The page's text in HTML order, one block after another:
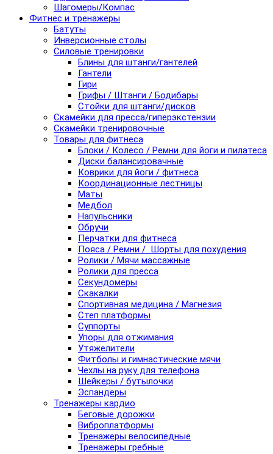
Шагомеры/Компас
Фитнес и тренажеры
Батуты
Инверсионные столы
Силовые тренировки
Блины для штанги/гантелей
Гантели
Гири
Грифы / Штанги / Бодибары
Стойки для штанги/дисков
Скамейки для пресса/гиперэкстензии
Скамейки тренировочные
Товары для фитнеса
Блоки / Колесо / Ремни для йоги и пилатеса
Диски балансировачные
Коврики для йоги / фитнеса
Координационные лестницы
Маты
Медбол
Напульсники
Обручи
Перчатки для фитнеса
Пояса / Ремни / Шорты для похудения
Ролики / Мячи массажные
Ролики для пресса
Секундомеры
Скакалки
Спортивная медицина / Магнезия
Степ платформы
Суппорты
Упоры для отжимания
Утяжелители
Фитболы и гимнастические мячи
Чехлы на руку для телефона
Шейкеры / бутылочки
Эспандеры
Тренажеры кардио
Беговые дорожки
Виброплатформы
Тренажеры велосипедные
Тренажеры гребные